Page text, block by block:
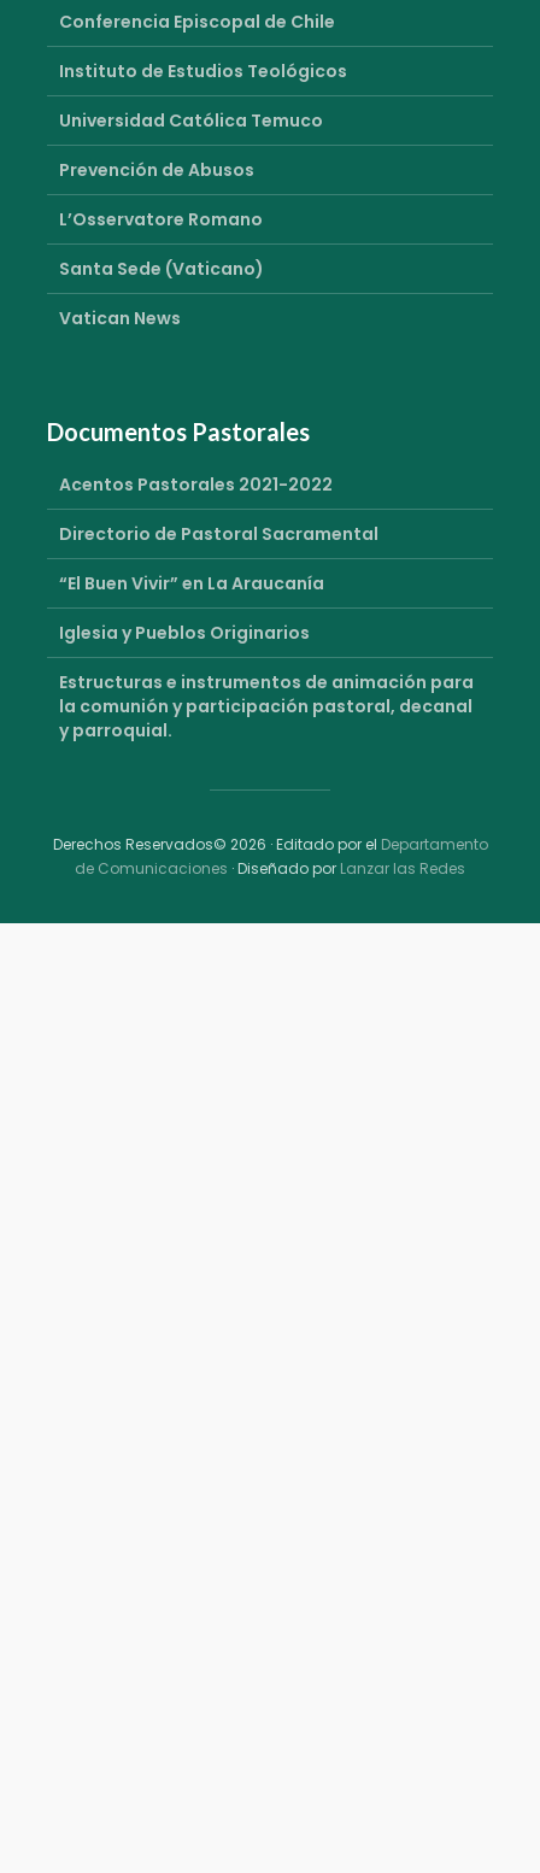
Conferencia Episcopal de Chile
Instituto de Estudios Teológicos
Universidad Católica Temuco
Prevención de Abusos
L’Osservatore Romano
Santa Sede (Vaticano)
Vatican News
Documentos Pastorales
Acentos Pastorales 2021-2022
Directorio de Pastoral Sacramental
“El Buen Vivir” en La Araucanía
Iglesia y Pueblos Originarios
Estructuras e instrumentos de animación para
la comunión y participación pastoral, decanal
y parroquial.
Derechos Reservados© 2026 · Editado por el Departamento
de Comunicaciones · Diseñado por Lanzar las Redes